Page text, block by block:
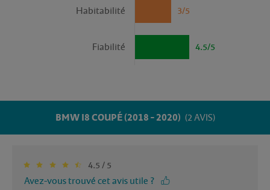
3/5
Habitabilité
4.5/5
Fiabilité
BMW I8 COUPÉ (2018 - 2020) (2 AVIS)
4.5 / 5
Avez-vous trouvé cet avis utile ?